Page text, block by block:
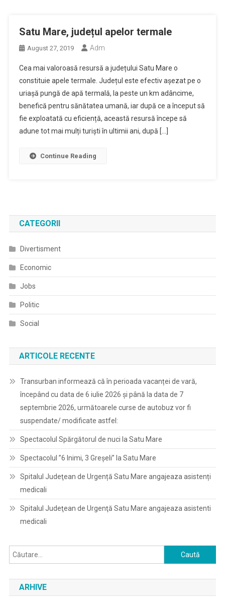
Satu Mare, județul apelor termale
August 27, 2019 Adm
Cea mai valoroasă resursă a județului Satu Mare o
constituie apele termale. Județul este efectiv așezat pe o
uriașă pungă de apă termală, la peste un km adâncime,
benefică pentru sănătatea umană, iar după ce a început să
fie exploatată cu eficiență, această resursă începe să
adune tot mai mulți turiști în ultimii ani, după […]
Continue Reading
CATEGORII
Divertisment
Economic
Jobs
Politic
Social
ARTICOLE RECENTE
Transurban informează că în perioada vacanței de vară,
începând cu data de 6 iulie 2026 și până la data de 7
septembrie 2026, următoarele curse de autobuz vor fi
suspendate/ modificate astfel:
Spectacolul Spărgătorul de nuci la Satu Mare
Spectacolul ”6 Inimi, 3 Greșeli” la Satu Mare
Spitalul Judeţean de Urgență Satu Mare angajeaza asistenți
medicali
Spitalul Judeţean de Urgenţă Satu Mare angajeaza asistenti
medicali
Caută
după:
ARHIVE